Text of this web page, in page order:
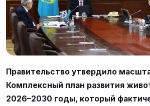
Правительство утвердило
Комплексный план развития
2026–2030 годы, который